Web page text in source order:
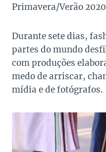
Primavera/Verão
Durante sete dias,
partes do mundo
com produções
medo de arriscar,
mídia e de fotógrafos.